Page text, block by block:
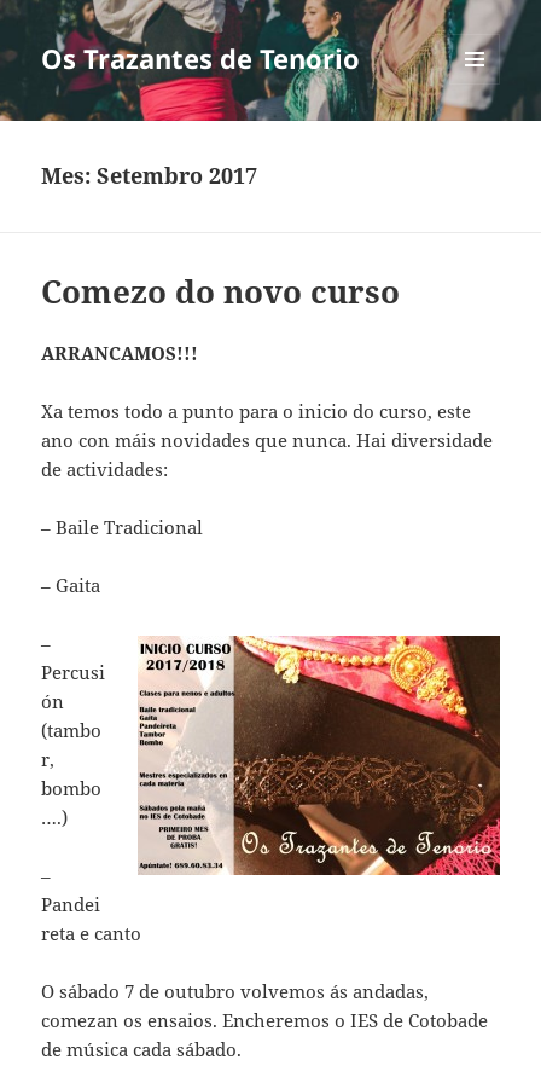
Os Trazantes de Tenorio
MENÚ
E
Mes:Setembro 2017
Comezo do novo curso
ARRANCAMOS!!!
Xa temos todo a punto para o inicio do curso, este
ano con máis novidades que nunca. Hai diversidade
de actividades:
– Baile Tradicional
– Gaita
–
Percusi
ón
(tambo
r,
bombo
….)
–
Pandei
reta e canto
O sábado 7 de outubro volvemos ás andadas,
comezan os ensaios. Encheremos o IES de Cotobade
de música cada sábado.